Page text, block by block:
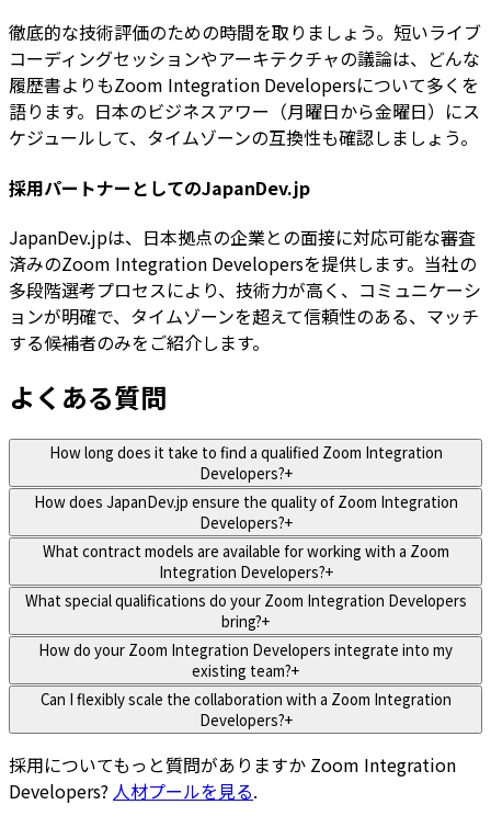
徹底的な技術評価のための時間を取りましょう。短いライブ
コーディングセッションやアーキテクチャの議論は、どんな
履歴書よりもZoom Integration Developersについて多くを
語ります。日本のビジネスアワー（月曜日から金曜日）にス
ケジュールして、タイムゾーンの互換性も確認しましょう。
採用パートナーとしてのJapanDev.jp
JapanDev.jpは、日本拠点の企業との面接に対応可能な審査
済みのZoom Integration Developersを提供します。当社の
多段階選考プロセスにより、技術力が高く、コミュニケーシ
ョンが明確で、タイムゾーンを超えて信頼性のある、マッチ
する候補者のみをご紹介します。
よくある質問
How long does it take to find a qualified Zoom Integration
Developers?+
How does JapanDev.jp ensure the quality of Zoom Integration
Developers?+
What contract models are available for working with a Zoom
Integration Developers?+
What special qualifications do your Zoom Integration Developers
bring?+
How do your Zoom Integration Developers integrate into my
existing team?+
Can I flexibly scale the collaboration with a Zoom Integration
Developers?+
採用についてもっと質問がありますか Zoom Integration
Developers? 人材プールを見る.